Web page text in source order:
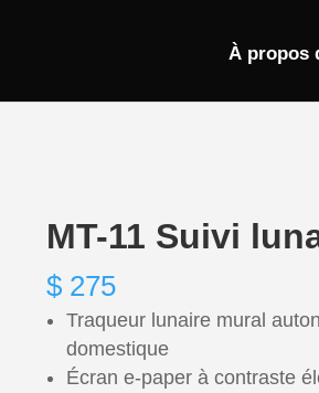
À propos
MT-11 Suivi
$275
Traqueur lunaire mural
domestique
Écran e-paper à contraste